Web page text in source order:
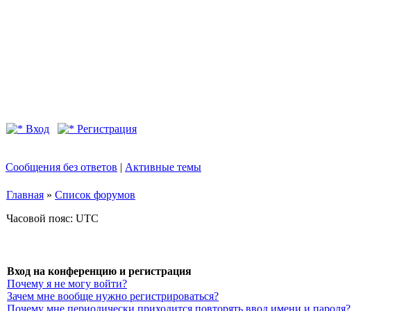
Вход Регистрация
Сообщения без ответов | Активные темы
Главная » Список форумов
Часовой пояс: UTC
Вход на конференцию и регистрация
Почему я не могу войти?
Зачем мне вообще нужно регистрироваться?
Почему мне периодически приходится повторять ввод имени и пароля?